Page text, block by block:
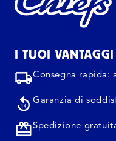
I TUOI VANTAGGI
Consegna rapida:
Garanzia di
Spedizione